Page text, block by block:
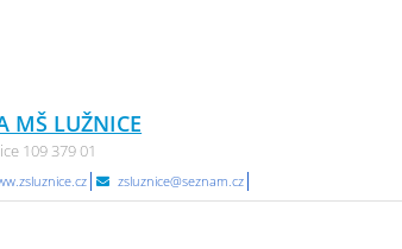
MŠ LUŽNICE
109 379 01
zsluznice@seznam.cz